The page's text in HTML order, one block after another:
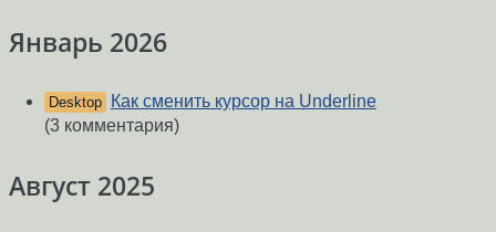
Январь 2026
Desktop
Как сменить курсор на Underline
(3 комментария)
Август 2025